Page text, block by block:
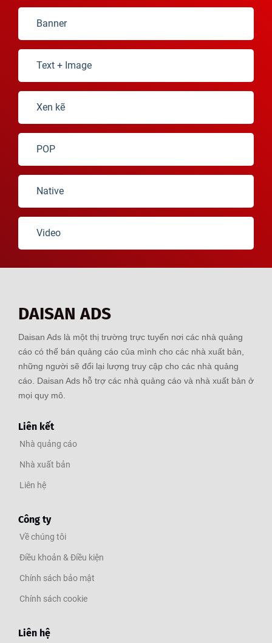
Banner
Text + Image
Xen kẽ
POP
Native
Video
DAISAN ADS
Daisan Ads là một thị trường trực tuyến nơi các nhà quảng
cáo có thể bán quảng cáo của mình cho các nhà xuất bản,
những người sẽ đổi lại lượng truy cập cho các nhà quảng
cáo. Daisan Ads hỗ trợ các nhà quảng cáo và nhà xuất bản ở
mọi quy mô.
Liên kết
Nhà quảng cáo
Nhà xuất bản
Liên hệ
Công ty
Về chúng tôi
Điều khoản & Điều kiện
Chính sách bảo mật
Chính sách cookie
Liên hệ